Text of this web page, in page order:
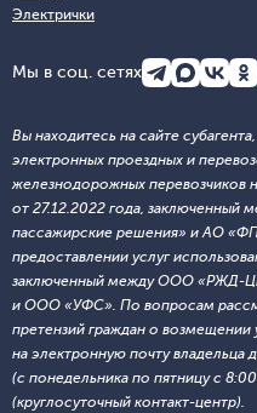
Электрички
Мы в соц. сетях
Вы находитесь на сайте
электронных проездных и
железнодорожных перевозчиков
от 27.12.2022 года,
пассажирские решения» и АО
предоставлении услуг
заключенный между ООО «РЖД-
и ООО «УФС». По вопросам
претензий граждан о
на электронную почту владельца
(с понедельника по пятницу с
(круглосуточный контакт-центр).